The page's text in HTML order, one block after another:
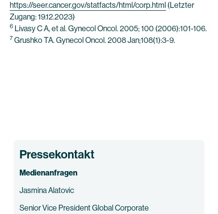
https://seer.cancer.gov/statfacts/html/corp.html (Letzter
Zugang: 19.12.2023)
6 Livasy C A, et al. Gynecol Oncol. 2005; 100 (2006):101-106.
7 Grushko TA. Gynecol Oncol. 2008 Jan;108(1):3-9.
Pressekontakt
Medienanfragen
Jasmina Alatovic
Senior Vice President Global Corporate